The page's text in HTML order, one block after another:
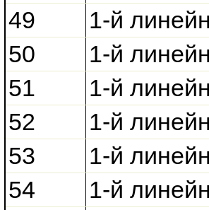
49
1-й
50
1-й
51
1-й
52
1-й
53
1-й
54
1-й